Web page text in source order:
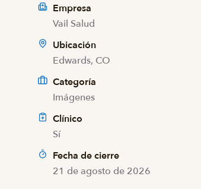
Empresa
Vail Salud
Ubicación
Edwards, CO
Categoría
Imágenes
Clínico
Sí
Fecha de cierre
21 de agosto de 2026